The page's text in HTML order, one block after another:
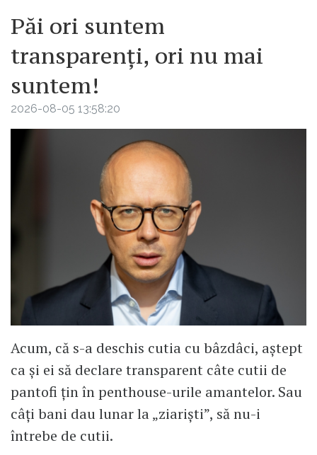
Păi ori suntem
transparenți, ori nu mai
suntem!
2026-08-05 13:58:20
Acum, că s-a deschis cutia cu bâzdâci, aștept
ca și ei să declare transparent câte cutii de
pantofi țin în penthouse-urile amantelor. Sau
câți bani dau lunar la „ziariști”, să nu-i
întrebe de cutii.